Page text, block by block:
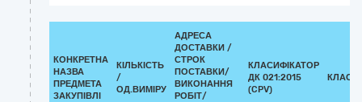
КОНКРЕТНА
НАЗВА
ПРЕДМЕТА
ЗАКУПІВЛІ
КІЛЬКІСТЬ
/
ОД.ВИМІРУ
АДРЕСА
ДОСТАВКИ /
СТРОК
ПОСТАВКИ/
ВИКОНАННЯ
РОБІТ/
КЛАСИФІКАТОР
ДК 021:2015
(CPV)